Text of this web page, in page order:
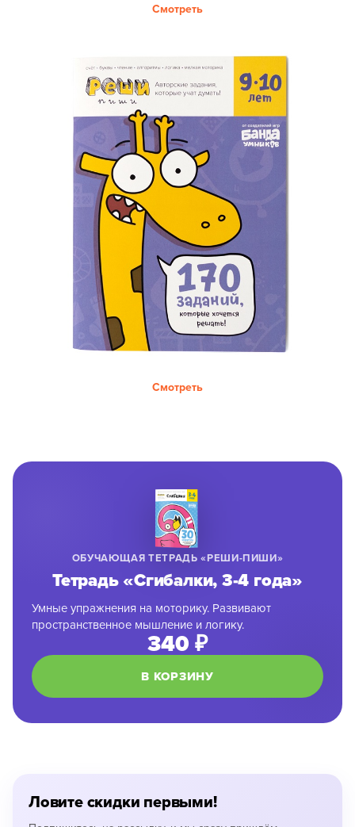
Смотреть
Смотреть
ОБУЧАЮЩАЯ ТЕТРАДЬ «РЕШИ-ПИШИ»
Тетрадь «Сгибалки, 3-4 года»
Умные упражнения на моторику. Развивают
пространственное мышление и логику.
340 ₽
В КОРЗИНУ
Ловите скидки первыми!
info@bandaumnikov.ru
«Банда умников» — студия образовательных технологий
2012 — 2026